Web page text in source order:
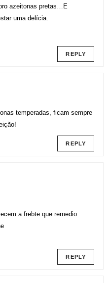
azeitonas pretas…E
uma delícia.
REPLY
temperadas, ficam sempre
REPLY
a frebte que remedio
REPLY